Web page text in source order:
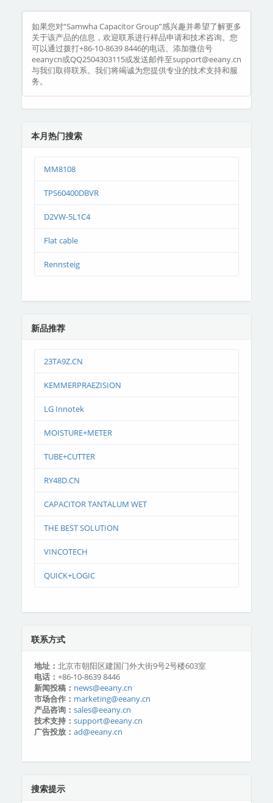
如果您对“Samwha Capacitor Group”感兴趣并希望了解更多
关于该产品的信息，欢迎联系进行样品申请和技术咨询。您
可以通过拨打+86-10-8639 8446的电话、添加微信号
eeanycn或QQ2504303115或发送邮件至support@eeany.cn
与我们取得联系。我们将竭诚为您提供专业的技术支持和服
务。
本月热门搜索
MM8108
TPS60400DBVR
D2VW-5L1C4
Flat cable
Rennsteig
新品推荐
23TA9Z.CN
KEMMERPRAEZISION
LG Innotek
MOISTURE+METER
TUBE+CUTTER
RY48D.CN
CAPACITOR TANTALUM WET
THE BEST SOLUTION
VINCOTECH
QUICK+LOGIC
联系方式
地址： 北京市朝阳区建国门外大街9号2号楼603室
电话： +86-10-8639 8446
新闻投稿： news@eeany.cn
市场合作： marketing@eeany.cn
产品咨询： sales@eeany.cn
技术支持： support@eeany.cn
广告投放： ad@eeany.cn
搜索提示